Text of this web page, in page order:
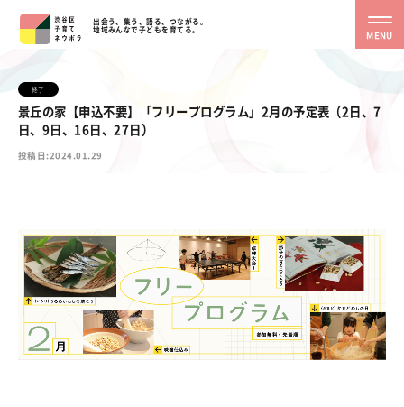
出会う、集う、語る、つながる。
地域みんなで子どもを育てる。
MENU
終了
景丘の家【申込不要】「フリープログラム」2月の予定表（2日、7
日、9日、16日、27日）
投稿日:2024.01.29